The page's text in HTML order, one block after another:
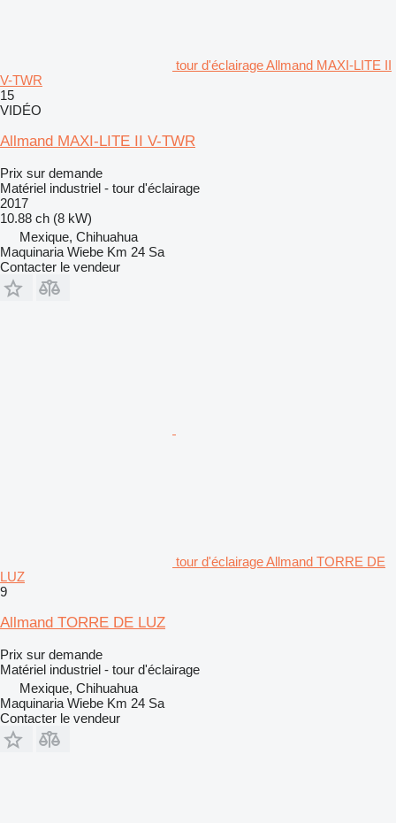
tour d'éclairage Allmand MAXI-LITE II
V-TWR
15
VIDÉO
Allmand MAXI-LITE II V-TWR
Prix sur demande
Matériel industriel - tour d'éclairage
2017
10.88 ch (8 kW)
Mexique, Chihuahua
Maquinaria Wiebe Km 24 Sa
Contacter le vendeur
tour d'éclairage Allmand TORRE DE
LUZ
9
Allmand TORRE DE LUZ
Prix sur demande
Matériel industriel - tour d'éclairage
Mexique, Chihuahua
Maquinaria Wiebe Km 24 Sa
Contacter le vendeur